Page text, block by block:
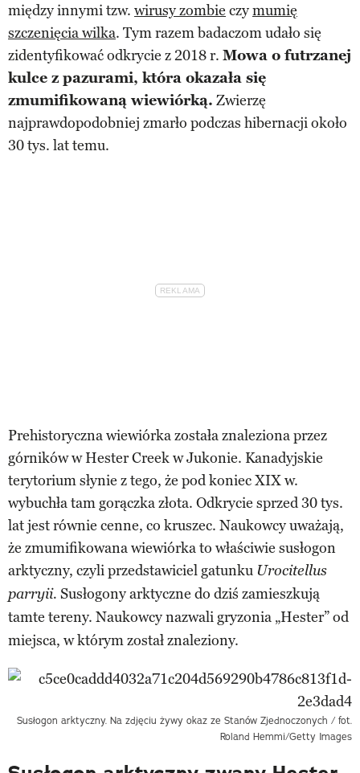
między innymi tzw. wirusy zombie czymumię
szczenięcia wilka. Tym razem badaczom udało się
zidentyfikować odkrycie z 2018 r. Mowa o futrzanej
kulce z pazurami, która okazała się
zmumifikowaną wiewiórką. Zwierzę
najprawdopodobniej zmarło podczas hibernacji około
30 tys. lat temu.
Prehistoryczna wiewiórka została znaleziona przez
górników w Hester Creek w Jukonie. Kanadyjskie
terytorium słynie z tego, że pod koniec XIX w.
wybuchła tam gorączka złota. Odkrycie sprzed 30 tys.
lat jest równie cenne, co kruszec. Naukowcy uważają,
że zmumifikowana wiewiórka to właściwie susłogon
arktyczny, czyli przedstawiciel gatunku Urocitellus
parryii. Susłogony arktyczne do dziś zamieszkują
tamte tereny. Naukowcy nazwali gryzonia „Hester” od
miejsca, w którym został znaleziony.
Susłogon arktyczny. Na zdjęciu żywy okaz ze Stanów Zjednoczonych / fot.
Roland Hemmi/Getty Images